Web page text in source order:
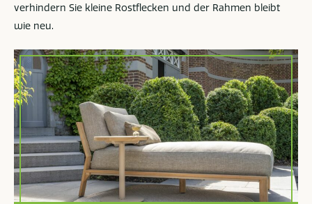
verhindern Sie kleine Rostflecken und der Rahmen bleibt
wie neu.